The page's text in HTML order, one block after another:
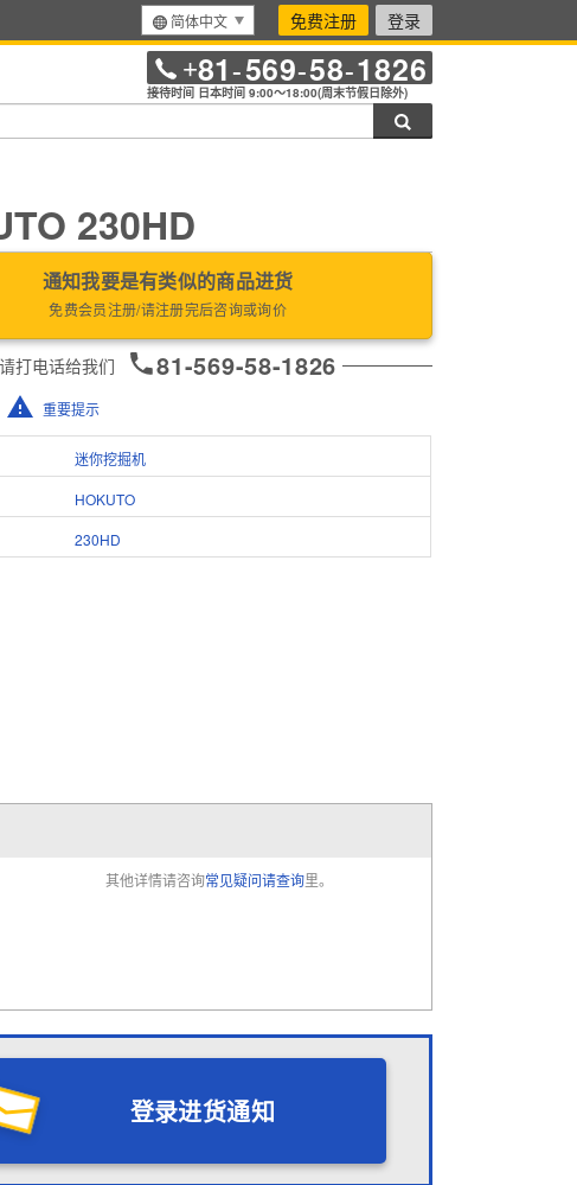
简体中文 免费注册 登录
+81-569-58-1826
接待时间 日本时间 9:00～18:00(周末节假日除外)
230HD
通知我要是有类似的商品进货
免费会员注册/请注册完后咨询或询价
请打电话给我们 81-569-58-1826
重要提示
迷你挖掘机
HOKUTO
230HD
其他详情请咨询常见疑问请查询里。
登录进货通知